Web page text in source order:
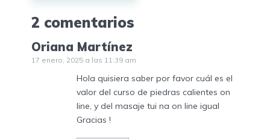
2 comentarios
Oriana Martínez
17 enero, 2025 a las 11:39 am
Hola quisiera saber por favor cuál es el
valor del curso de piedras calientes on
line, y del masaje tui na on line igual
Gracias !